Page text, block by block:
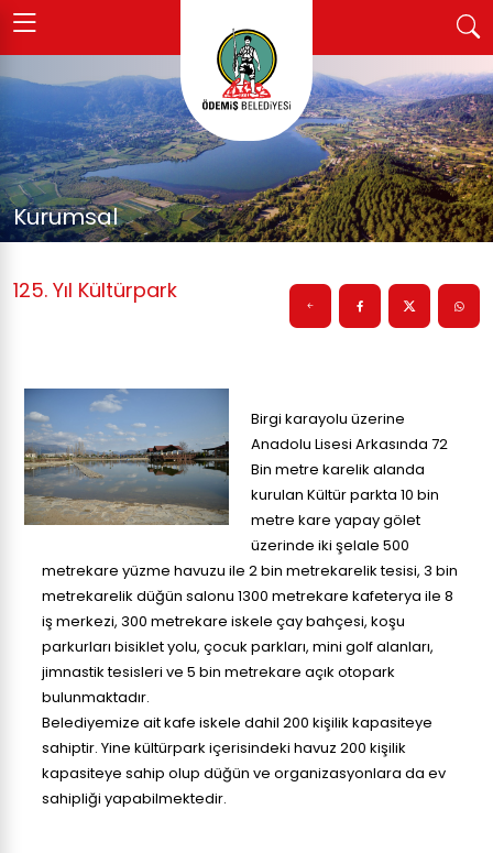
Kurumsal
125. Yıl Kültürpark
Birgi karayolu üzerine
Anadolu Lisesi Arkasında 72
Bin metre karelik alanda
kurulan Kültür parkta 10 bin
metre kare yapay gölet
üzerinde iki şelale 500
metrekare yüzme havuzu ile 2 bin metrekarelik tesisi, 3 bin
metrekarelik düğün salonu 1300 metrekare kafeterya ile 8
iş merkezi, 300 metrekare iskele çay bahçesi, koşu
parkurları bisiklet yolu, çocuk parkları, mini golf alanları,
jimnastik tesisleri ve 5 bin metrekare açık otopark
bulunmaktadır.
Belediyemize ait kafe iskele dahil 200 kişilik kapasiteye
sahiptir. Yine kültürpark içerisindeki havuz 200 kişilik
kapasiteye sahip olup düğün ve organizasyonlara da ev
sahipliği yapabilmektedir.